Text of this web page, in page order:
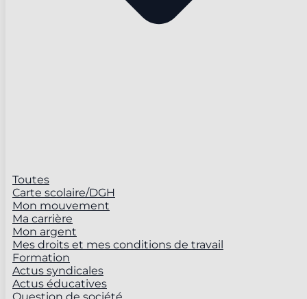
Toutes
Carte scolaire/DGH
Mon mouvement
Ma carrière
Mon argent
Mes droits et mes conditions de travail
Formation
Actus syndicales
Actus éducatives
Question de société